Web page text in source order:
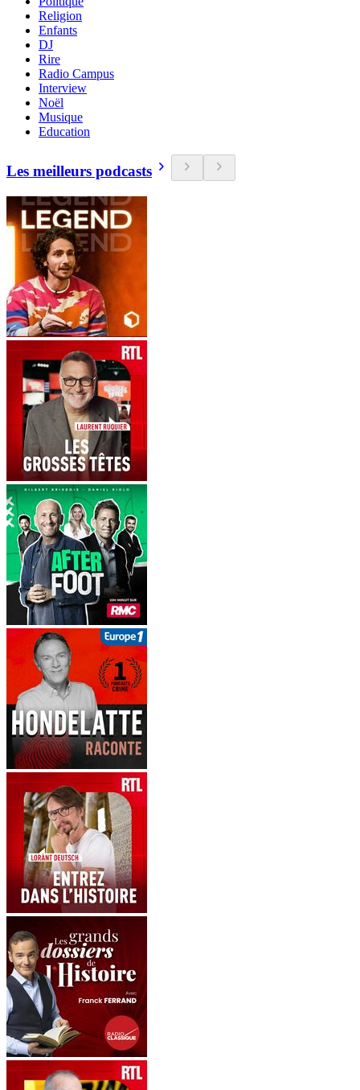
Religion
Enfants
DJ
Rire
Radio Campus
Interview
Noël
Musique
Education
Les meilleurs podcasts